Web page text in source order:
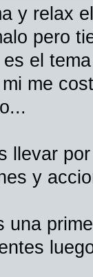
y relax
pero
el
me
llevar
y
una